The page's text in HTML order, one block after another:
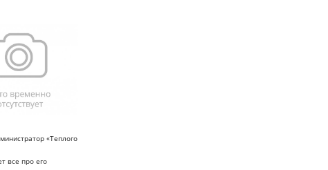
«Теплого
все про его